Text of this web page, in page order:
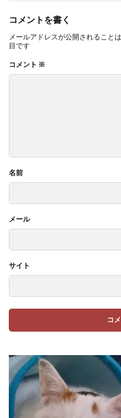
コメントを書く
メールアドレスが公開されることは
目です
コメント ※
名前
メール
サイト